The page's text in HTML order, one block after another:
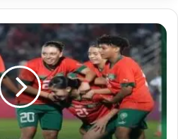
اللهم
"الخريطة"..
مغاربة
"مطلعينها"
على
الجزائريين
عقب
الهزيمة